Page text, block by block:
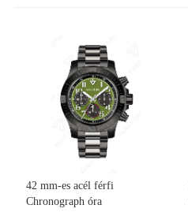
42 mm-es acél férfi
Chronograph óra